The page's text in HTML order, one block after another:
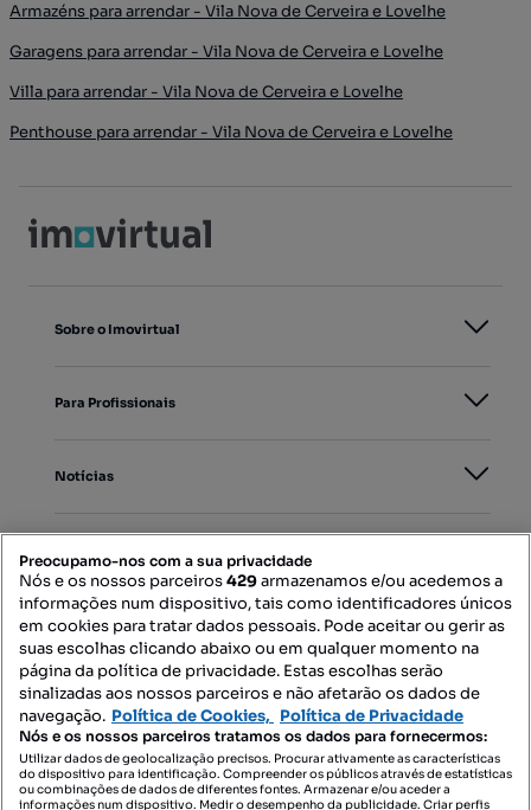
Armazéns para arrendar - Vila Nova de Cerveira e Lovelhe
Garagens para arrendar - Vila Nova de Cerveira e Lovelhe
Villa para arrendar - Vila Nova de Cerveira e Lovelhe
Penthouse para arrendar - Vila Nova de Cerveira e Lovelhe
Sobre o Imovirtual
Para Profissionais
Notícias
Mapa do Site
Contacte-nos
SIGA-NOS:
Preocupamo-nos com a sua privacidade
Nós e os nossos parceiros429armazenamos e/ou acedemos a
informações num dispositivo, tais como identificadores únicos
em cookies para tratar dados pessoais. Pode aceitar ou gerir as
suas escolhas clicando abaixo ou em qualquer momento na
página da política de privacidade. Estas escolhas serão
sinalizadas aos nossos parceiros e não afetarão os dados de
navegação. Política de Cookies, Política de Privacidade
Nós e os nossos parceiros tratamos os dados para fornecermos:
Utilizar dados de geolocalização precisos. Procurar ativamente as características
do dispositivo para identificação. Compreender os públicos através de estatísticas
ou combinações de dados de diferentes fontes. Armazenar e/ou aceder a
informações num dispositivo. Medir o desempenho da publicidade. Criar perfis